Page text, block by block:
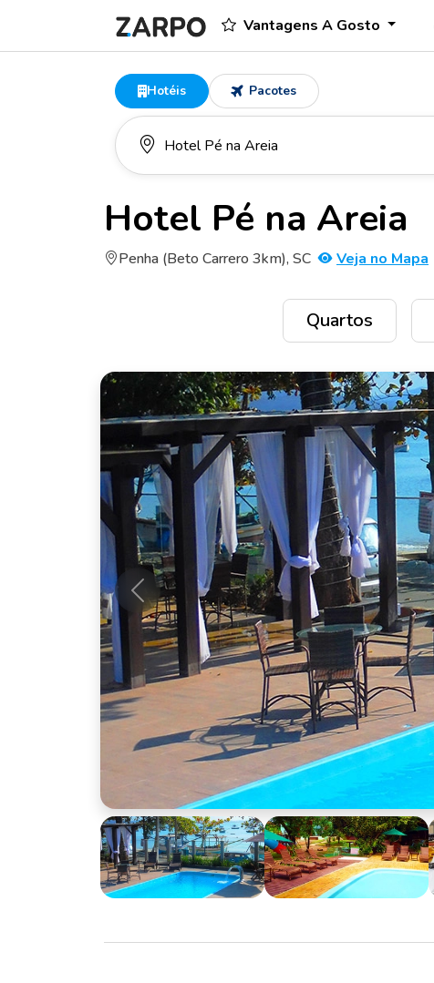
Vantagens A Gosto
Hotéis Pacotes
Hotel Pé na Areia
Penha (Beto Carrero 3km), SC Veja no Mapa
Quartos
Anterior